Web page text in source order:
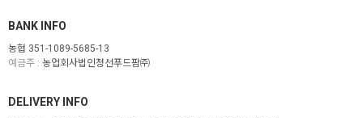
BANK INFO
농협 351-1089-5685-13
예금주 : 농업회사법인정선푸드팜㈜
DELIVERY INFO